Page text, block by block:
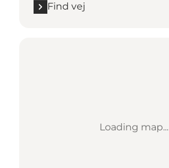
Find vej
Loading map...